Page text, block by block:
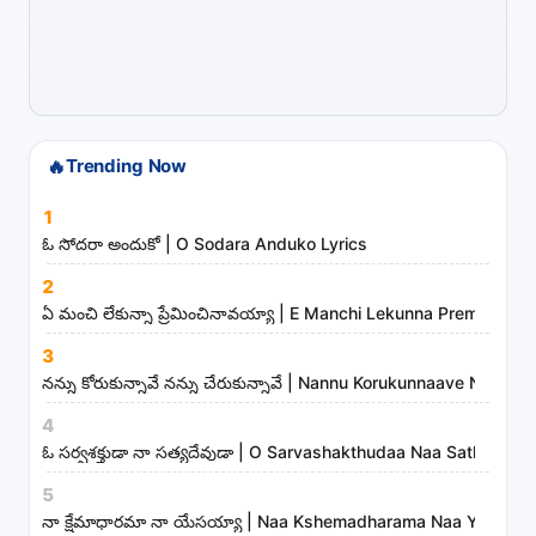
t
a
n
d
m
i
n
i
s
t
r
🔥Trending Now
1
ఓ సోదరా అందుకో | O Sodara Anduko Lyrics
2
ఏ మంచి లేకున్నా ప్రేమించినావయ్యా | E Manchi Lekunna
3
నన్ను కోరుకున్నావే నన్ను చేరుకున్నావే | Nannu Korukunnaave Nannu
4
ఓ సర్వశక్తుడా నా సత్యదేవుడా | O Sarvashakthudaa Naa
5
నా క్షేమాధారమా నా యేసయ్యా | Naa Kshemadharama Naa Yesayya